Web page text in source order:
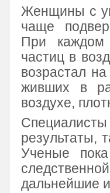
Женщины с
чаще
При каждом
частиц в
возрастал
живших в
воздухе,
результаты,
Ученые
дальнейшие